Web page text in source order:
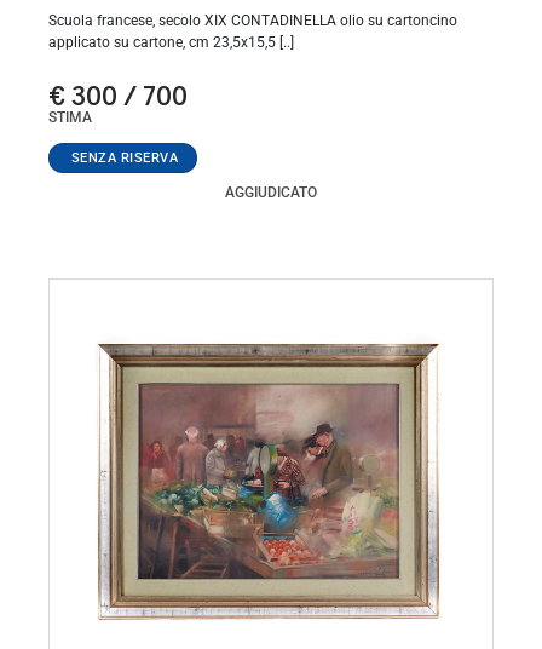
Scuola francese, secolo XIX CONTADINELLA olio su cartoncino
applicato su cartone, cm 23,5x15,5 [..]
€ 300 / 700
STIMA
AGGIUDICATO